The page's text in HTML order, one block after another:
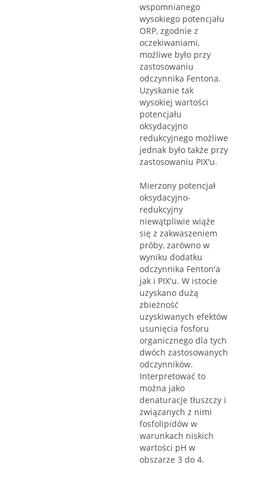
wspomnianego
wysokiego potencjału
ORP, zgodnie z
oczekiwaniami,
możliwe było przy
zastosowaniu
odczynnika Fentona.
Uzyskanie tak
wysokiej wartości
potencjału
oksydacyjno
redukcyjnego możliwe
jednak było także przy
zastosowaniu PIX'u.
Mierzony potencjał
oksydacyjno-
redukcyjny
niewątpliwie wiąże
się z zakwaszeniem
próby, zarówno w
wyniku dodatku
odczynnika Fenton'a
jak i PIX'u. W istocie
uzyskano dużą
zbieżność
uzyskiwanych efektów
usunięcia fosforu
organicznego dla tych
dwóch zastosowanych
odczynników.
Interpretować to
można jako
denaturacje tłuszczy i
związanych z nimi
fosfolipidów w
warunkach niskich
wartości pH w
obszarze 3 do 4.